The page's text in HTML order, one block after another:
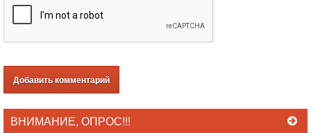
ВНИМАНИЕ, ОПРОС!!!